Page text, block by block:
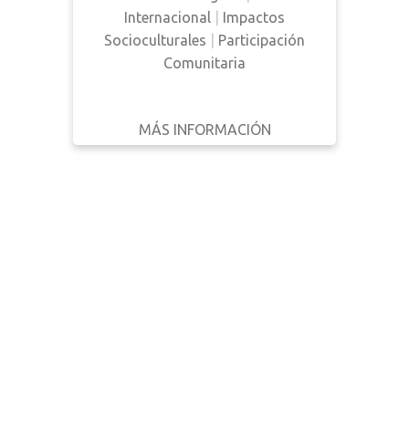
Internacional
Impactos
Socioculturales
Participación
Comunitaria
MÁS INFORMACIÓN
rights of Indigenous women.
DESCARGAR
DETALLES